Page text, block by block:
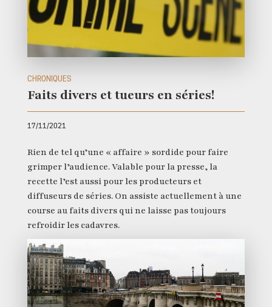
CHRONIQUES
Faits divers et tueurs en séries!
17/11/2021
Rien de tel qu’une « affaire » sordide pour faire
grimper l’audience. Valable pour la presse, la
recette l’est aussi pour les producteurs et
diffuseurs de séries. On assiste actuellement à une
course au faits divers qui ne laisse pas toujours
refroidir les cadavres.